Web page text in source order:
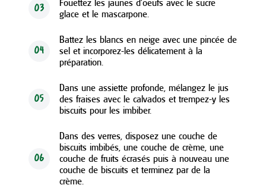
03
Fouettez les jaunes d'oeufs avec le sucre
glace et le mascarpone.
04
Battez les blancs en neige avec une pincée de
sel et incorporez-les délicatement à la
préparation.
05
Dans une assiette profonde, mélangez le jus
des fraises avec le calvados et trempez-y les
biscuits pour les imbiber.
06
Dans des verres, disposez une couche de
biscuits imbibés, une couche de crème, une
couche de fruits écrasés puis à nouveau une
couche de biscuits et terminez par de la
crème.